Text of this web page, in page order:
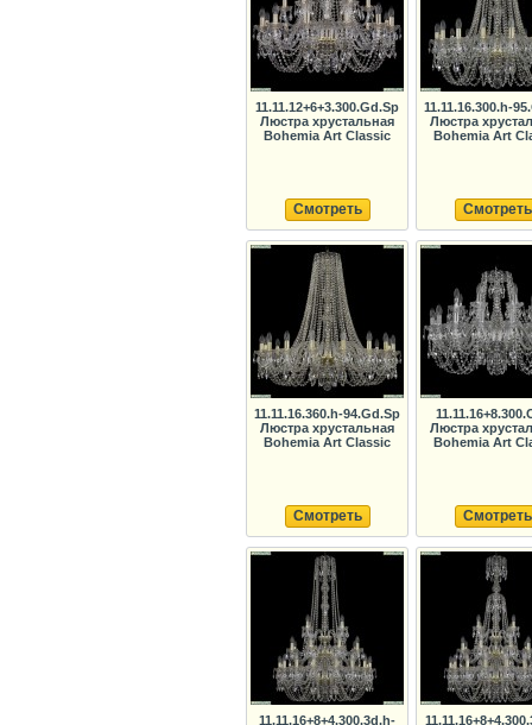
11.11.12+6+3.300.Gd.Sp
Люстра хрустальная
Bohemia Art Classic
Смотреть
11.11.16.300.h-
Люстра
Bohemia Art
Смотреть
11.11.16.360.h-94.Gd.Sp
Люстра хрустальная
Bohemia Art Classic
Смотреть
Люстра
Bohemia Art
Смотреть
11.11.16+8+4.300.3d.h-